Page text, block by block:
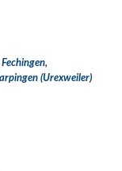
Fechingen,
(Urexweiler)